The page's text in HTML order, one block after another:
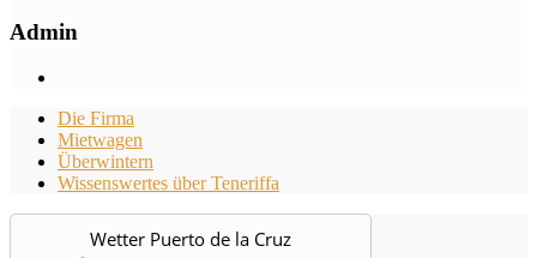
Admin
Die Firma
Mietwagen
Überwintern
Wissenswertes über Teneriffa
Wetter Puerto de la Cruz